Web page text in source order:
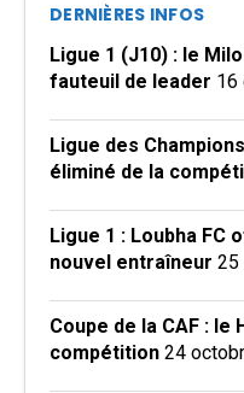
DERNIÈRES INFOS
Ligue 1 (J10) : le
fauteuil de leader 16
Ligue des
éliminé de la
Ligue 1 : Loubha FC
nouvel entraîneur 25
Coupe de la CAF : le
compétition 24